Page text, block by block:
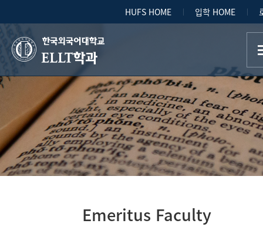
HUFS HOME 입학 HOME
ELLT학과
Emeritus Faculty